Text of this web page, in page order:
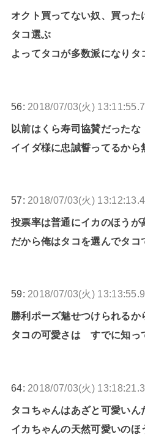
オクト買ってない奴、買っ
タコ選ぶ
よってタコが多数派になりタ
56: 2018/07/03(火)
以前はくら寿司協賛だったな
イイダ様に忠誠誓ってるから
57: 2018/07/03(火)
投票率は普通にイカのほうが
だから俺はタコを選んでタコ
59: 2018/07/03(火)
勝利ポーズ魅せつけられるか
タコの可愛さは すでに知っ
64: 2018/07/03(火)
タコちゃんはあざと可愛いん
イカちゃんの天然可愛いのほ